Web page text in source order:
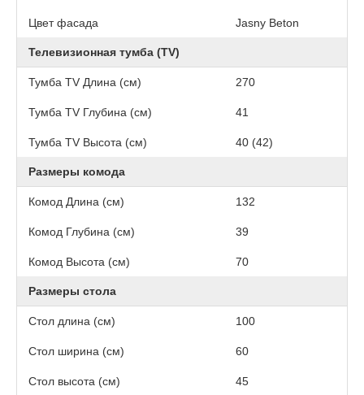
Цвет фасада Jasny Beton
Телевизионная тумба (TV)
Тумба TV Длина (см) 270
Тумба TV Глубина (см) 41
Тумба TV Высота (см) 40 (42)
Размеры комода
Комод Длина (см) 132
Комод Глубина (см) 39
Комод Высота (см) 70
Размеры стола
Стол длина (см) 100
Стол ширина (см) 60
Стол высота (см) 45